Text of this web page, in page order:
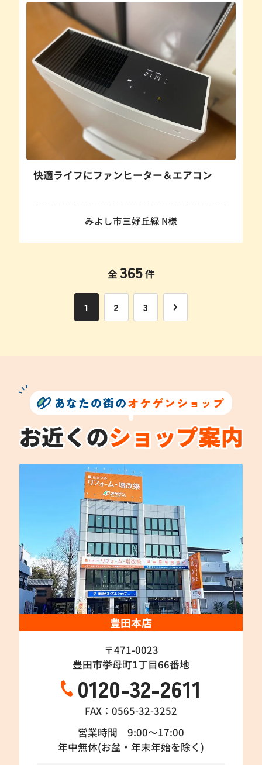
快適ライフにファンヒーター＆エアコン
みよし市三好丘緑 N様
全365件
1 2 3
あなたの街のオケゲンショップ
豊田本店
〒471-0023
豊田市挙母町1丁目66番地
0120-32-2611
FAX：0565-32-3252
営業時間 9:00～17:00
年中無休(お盆・年末年始を除く)